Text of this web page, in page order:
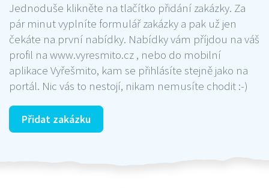
Jednoduše klikněte na tlačítko přidání zakázky. Za
pár minut vyplníte formulář zakázky a pak už jen
čekáte na první nabídky. Nabídky vám příjdou na váš
profil na www.vyresmito.cz , nebo do mobilní
aplikace Vyřešmito, kam se přihlásíte stejně jako na
portál. Nic vás to nestojí, nikam nemusíte chodit :-)
Přidat zakázku